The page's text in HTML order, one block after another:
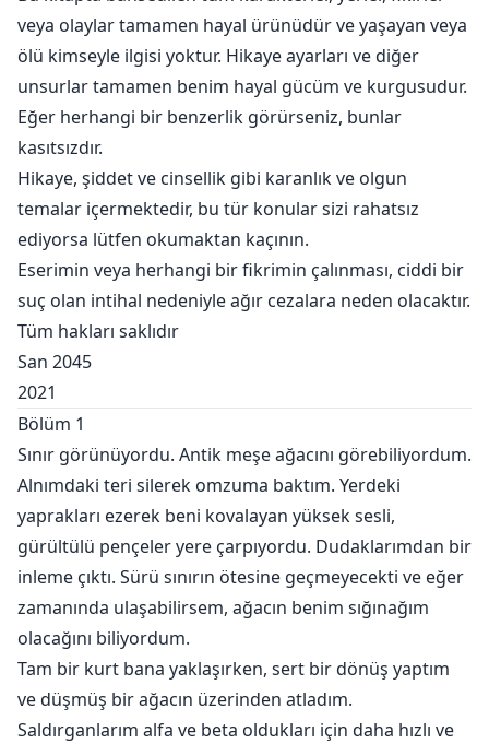
bir Luna'ya ihtiyacı vardır.
Talihsiz bir olay sonucu, Rose, kendisine hiç ilgi
göstermeyen Alfa Aiden ile evlenir. Onun kalbini
kazanabilecek mi? Yoksa Alfa tarafından sonsuza dek
nefret mi edilecek?
veya olaylar tamamen hayal ürünüdür ve yaşayan veya
ölü kimseyle ilgisi yoktur. Hikaye ayarları ve diğer
unsurlar tamamen benim hayal gücüm ve kurgusudur.
Eğer herhangi bir benzerlik görürseniz, bunlar
kasıtsızdır.
Hikaye, şiddet ve cinsellik gibi karanlık ve olgun
temalar içermektedir, bu tür konular sizi rahatsız
ediyorsa lütfen okumaktan kaçının.
Eserimin veya herhangi bir fikrimin çalınması, ciddi bir
suç olan intihal nedeniyle ağır cezalara neden olacaktır.
Tüm hakları saklıdır
San 2045
2021
Bölüm 1
Sınır görünüyordu. Antik meşe ağacını görebiliyordum.
Alnımdaki teri silerek omzuma baktım. Yerdeki
yaprakları ezerek beni kovalayan yüksek sesli,
gürültülü pençeler yere çarpıyordu. Dudaklarımdan bir
inleme çıktı. Sürü sınırın ötesine geçmeyecekti ve eğer
zamanında ulaşabilirsem, ağacın benim sığınağım
olacağını biliyordum.
Tam bir kurt bana yaklaşırken, sert bir dönüş yaptım
ve düşmüş bir ağacın üzerinden atladım.
Saldırganlarım alfa ve beta oldukları için daha hızlı ve